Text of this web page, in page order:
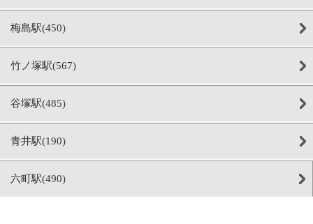
梅島駅(450)
竹ノ塚駅(567)
谷塚駅(485)
青井駅(190)
六町駅(490)